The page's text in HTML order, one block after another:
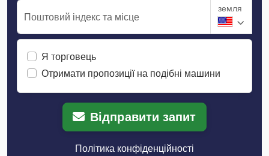
Поштовий індекс та місце
земля
Я торговець
Отримати пропозиції на подібні машини
Відправити запит
Політика конфіденційності